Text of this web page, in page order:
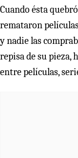
Cuando ésta
remataron
y nadie las
repisa de su pieza,
entre películas,